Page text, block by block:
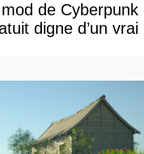
de Cyberpunk
digne d’un vrai